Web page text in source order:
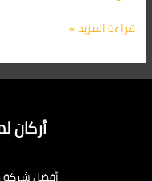
قراءة المزيد »
أركان
أفضل